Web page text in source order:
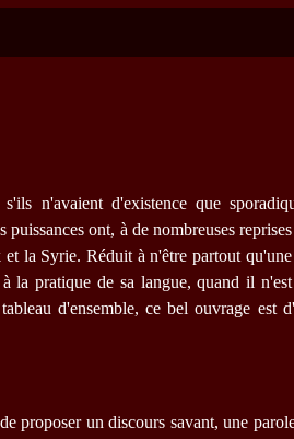
n'avaient d'existence que
ont, à de nombreuses
la Syrie. Réduit à n'être partout
la pratique de sa langue, quand il
d'ensemble, ce bel ouvrage est
proposer un discours savant, une